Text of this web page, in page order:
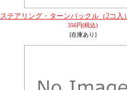
ステアリング・ターンバックル（2コ入）
356円(税込)
[在庫あり]